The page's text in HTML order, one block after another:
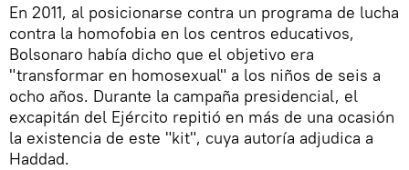
En 2011, al posicionarse contra un programa de lucha
contra la homofobia en los centros educativos,
Bolsonaro había dicho que el objetivo era
"transformar en homosexual" a los niños de seis a
ocho años. Durante la campaña presidencial, el
excapitán del Ejército repitió en más de una ocasión
la existencia de este "kit", cuya autoría adjudica a
Haddad.